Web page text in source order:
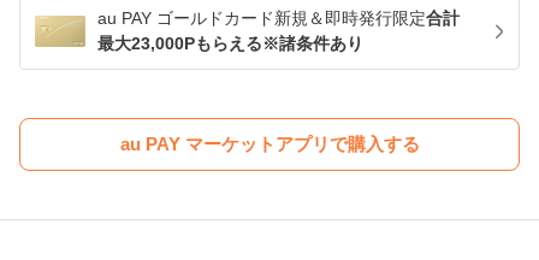
au PAY ゴールドカード新規＆即時発行限定合計
最大23,000Pもらえる※諸条件あり
au PAY マーケットアプリで購入する